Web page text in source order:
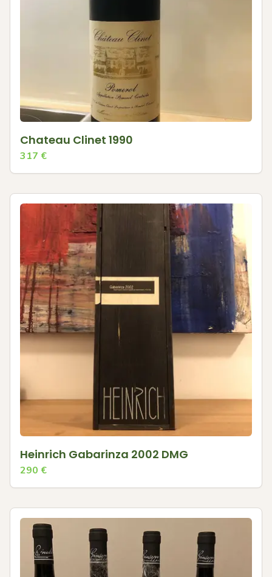
Chateau Clinet 1990
317 €
Heinrich Gabarinza 2002 DMG
290 €